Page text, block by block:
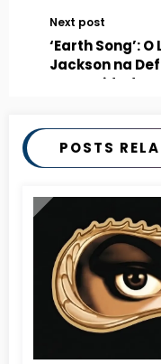
Next post
‘Earth Song’:
Jackson na
Humanidade
POSTS